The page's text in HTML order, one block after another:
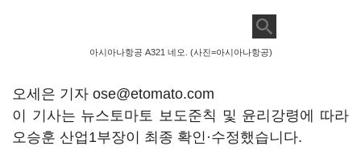
아시아나항공 A321 네오. (사진=아시아나항공)
오세은 기자 ose@etomato.com
이 기사는 뉴스토마토 보도준칙 및 윤리강령에 따라
오승훈 산업1부장이 최종 확인·수정했습니다.